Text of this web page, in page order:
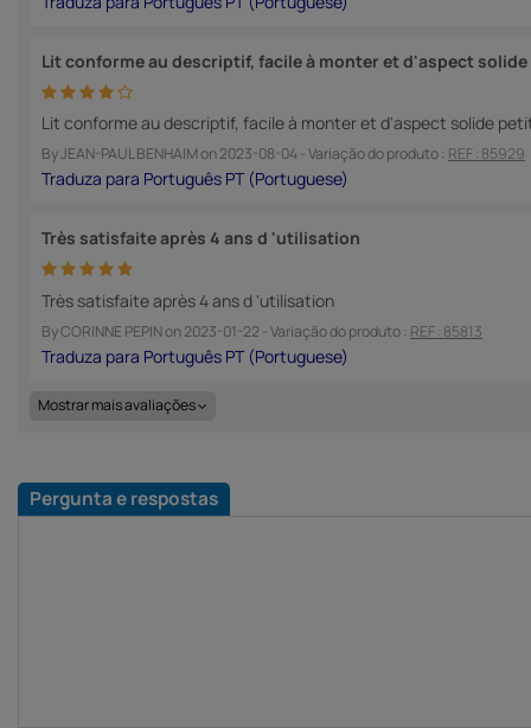
Lit conforme au descriptif, facile à monter et d'aspect solide
Lit conforme au descriptif, facile à monter et d'aspect solide
ByJEAN-PAUL BENHAIMon2023-08-04 - Variação do produto : REF : 85929
Très satisfaite après 4 ans d 'utilisation
Très satisfaite après 4 ans d 'utilisation
ByCORINNE PEPINon2023-01-22 - Variação do produto : REF : 85813
Mostrar mais avaliações
Pergunta e respostas